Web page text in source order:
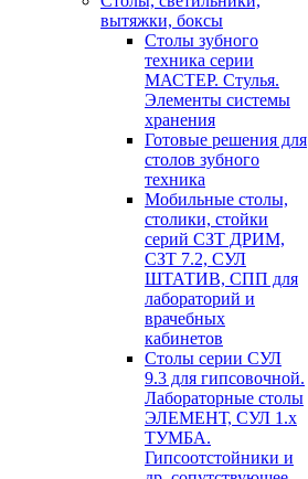
вытяжки, боксы
Столы зубного
техника серии
МАСТЕР. Стулья.
Элементы системы
хранения
Готовые решения для
столов зубного
техника
Мобильные столы,
столики, стойки
серий СЗТ ДРИМ,
СЗТ 7.2, СУЛ
ШТАТИВ, СПП для
лабораторий и
врачебных
кабинетов
Столы серии СУЛ
9.3 для гипсовочной.
Лабораторные столы
ЭЛЕМЕНТ, СУЛ 1.х
ТУМБА.
Гипсоотстойники и